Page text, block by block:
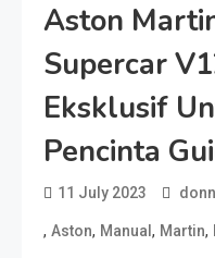
Aston
Supercar
Eksklusif
Pencinta
11 July 2023
, Aston, Manual , Martin,